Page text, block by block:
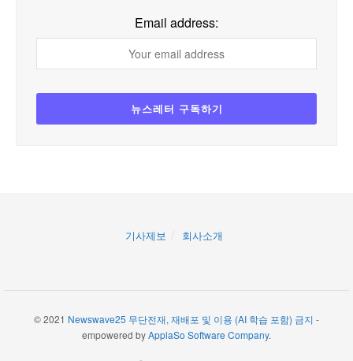
Email address:
기사제보 회사소개
© 2021 Newswave25 무단전재, 재배포 및 이용 (AI 학습 포함) 금지 -
empowered byApplaSo Software Company.